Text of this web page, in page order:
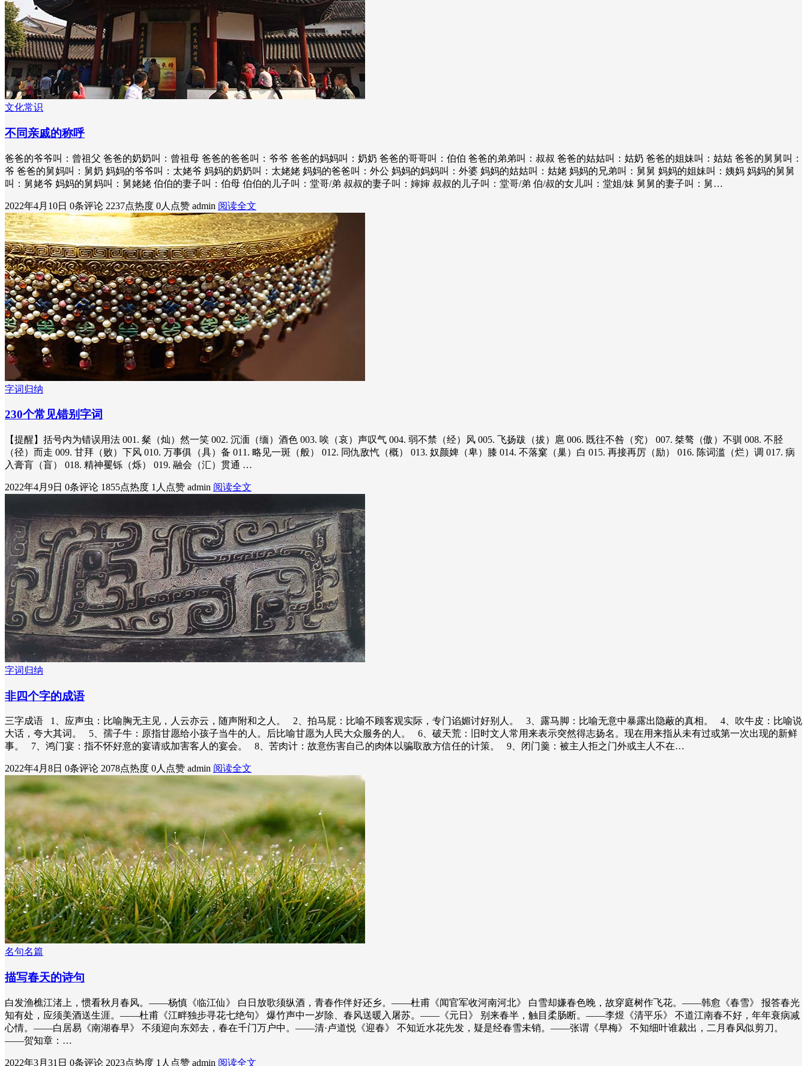
文化常识
不同亲戚的称呼
爸爸的爷爷叫：曾祖父 爸爸的奶奶叫：曾祖母 爸爸的爸爸叫：爷爷 爸爸的妈妈叫：奶奶 爸爸的哥哥叫：伯伯 爸爸的弟弟叫：叔叔 爸爸的姑姑叫：姑奶 爸爸的姐妹叫：姑姑 爸爸的舅舅叫：
爷 爸爸的舅妈叫：舅奶 妈妈的爷爷叫：太姥爷 妈妈的奶奶叫：太姥姥 妈妈的爸爸叫：外公 妈妈的妈妈叫：外婆 妈妈的姑姑叫：姑姥 妈妈的兄弟叫：舅舅 妈妈的姐妹叫：姨妈 妈妈的舅舅
叫：舅姥爷 妈妈的舅妈叫：舅姥姥 伯伯的妻子叫：伯母 伯伯的儿子叫：堂哥/弟 叔叔的妻子叫：婶婶 叔叔的儿子叫：堂哥/弟 伯/叔的女儿叫：堂姐/妹 舅舅的妻子叫：舅…
2022年4月10日 0条评论 2237点热度 0人点赞 admin 阅读全文
字词归纳
230个常见错别字词
【提醒】括号内为错误用法 001. 粲（灿）然一笑 002. 沉湎（缅）酒色 003. 唉（哀）声叹气 004. 弱不禁（经）风 005. 飞扬跋（拔）扈 006. 既往不咎（究） 007. 桀骜（傲）不驯 008. 不胫
（径）而走 009. 甘拜（败）下风 010. 万事俱（具）备 011. 略见一斑（般） 012. 同仇敌忾（概） 013. 奴颜婢（卑）膝 014. 不落窠（巢）白 015. 再接再厉（励） 016. 陈词滥（烂）调 017. 病
入膏肓（盲） 018. 精神矍铄（烁） 019. 融会（汇）贯通 …
2022年4月9日 0条评论 1855点热度 1人点赞 admin 阅读全文
字词归纳
非四个字的成语
三字成语 1、应声虫：比喻胸无主见，人云亦云，随声附和之人。 2、拍马屁：比喻不顾客观实际，专门谄媚讨好别人。 3、露马脚：比喻无意中暴露出隐蔽的真相。 4、吹牛皮：比喻说
大话，夸大其词。 5、孺子牛：原指甘愿给小孩子当牛的人。后比喻甘愿为人民大众服务的人。 6、破天荒：旧时文人常用来表示突然得志扬名。现在用来指从未有过或第一次出现的新鲜
事。 7、鸿门宴：指不怀好意的宴请或加害客人的宴会。 8、苦肉计：故意伤害自己的肉体以骗取敌方信任的计策。 9、闭门羹：被主人拒之门外或主人不在…
2022年4月8日 0条评论 2078点热度 0人点赞 admin 阅读全文
名句名篇
描写春天的诗句
白发渔樵江渚上，惯看秋月春风。——杨慎《临江仙》 白日放歌须纵酒，青春作伴好还乡。——杜甫《闻官军收河南河北》 白雪却嫌春色晚，故穿庭树作飞花。——韩愈《春雪》 报答春光
知有处，应须美酒送生涯。——杜甫《江畔独步寻花七绝句》 爆竹声中一岁除、春风送暖入屠苏。——《元日》 别来春半，触目柔肠断。——李煜《清平乐》 不道江南春不好，年年衰病减
心情。——白居易《南湖春早》 不须迎向东郊去，春在千门万户中。——清·卢道悦《迎春》 不知近水花先发，疑是经春雪未销。——张谓《早梅》 不知细叶谁裁出，二月春风似剪刀。
——贺知章：…
2022年3月31日 0条评论 2023点热度 1人点赞 admin 阅读全文